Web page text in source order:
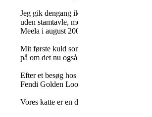
Jeg gik dengang ikke så meget op i det
uden stamtavle, men som jeg lærte mere
Meela i august 2009, lå det lige som det
Mit første kuld som registreret
på om det nu også var den race jeg ville
Efter et besøg hos en opdrætter i
Fendi Golden Look * LT. Det var lige
Vores katte er en del af familien, de har